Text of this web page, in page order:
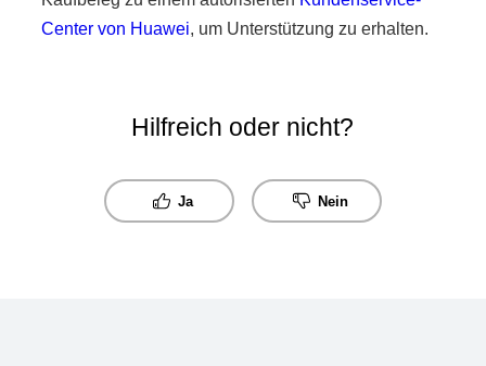
Center von Huawei, um Unterstützung zu erhalten.
Hilfreich oder nicht?
Ja Nein